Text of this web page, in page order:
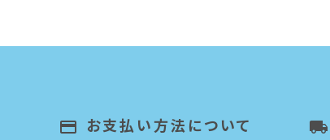
ログイン 新規会員登録
メンバーシップ
payment お支払い方法について local_shipping